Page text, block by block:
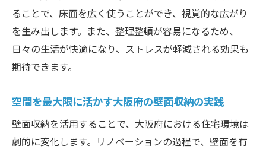
ることで、床面を広く使うことができ、視覚的な広がり
を生み出します。また、整理整頓が容易になるため、
日々の生活が快適になり、ストレスが軽減される効果も
期待できます。
空間を最大限に活かす大阪府の壁面収納の実践
壁面収納を活用することで、大阪府における住宅環境は
劇的に変化します。リノベーションの過程で、壁面を有